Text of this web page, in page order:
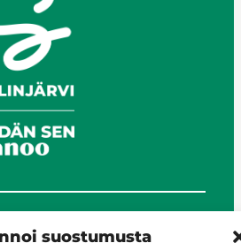
suostumusta
2025